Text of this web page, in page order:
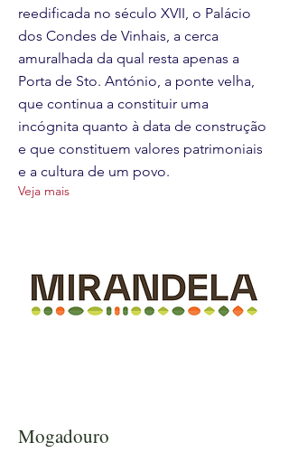
reedificada no século XVII, o Palácio
dos Condes de Vinhais, a cerca
amuralhada da qual resta apenas a
Porta de Sto. António, a ponte velha,
que continua a constituir uma
incógnita quanto à data de construção
e que constituem valores patrimoniais
e a cultura de um povo.
Veja mais
Mogadouro